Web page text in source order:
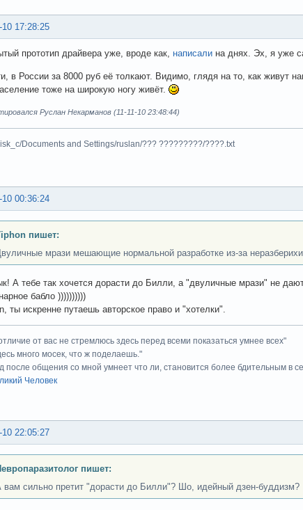
10 17:28:25
прототип драйвера уже, вроде как, написали на днях. Эх, я уже
в России за 8000 руб её толкают. Видимо, глядя на то, как живут
тоже на широкую ногу живёт.
Руслан Некарманов (11-11-10 23:48:44)
Documents and Settings/ruslan/??? ?????????/????.txt
10 00:36:24
пишет:
мрази мешающие нормальной разработке из-за неразберихи
А тебе так хочется дорасти до Билли, а "двуличные мрази" не
бабло ))))))))))
ты искренне путаешь авторское право и "хотелки".
от вас не стремлюсь здесь перед всеми показаться умнее всех"
много мосек, что ж поделаешь."
после общения со мной умнеет что ли, становится более бдительным в
Человек
10 22:05:27
пишет:
вам сильно претит "дорасти до Билли"? Шо, идейный дзен-буддизм?